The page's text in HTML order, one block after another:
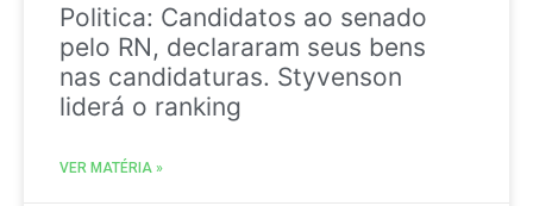
Politica: Candidatos ao senado
pelo RN, declararam seus bens
nas candidaturas. Styvenson
liderá o ranking
VER MATÉRIA »